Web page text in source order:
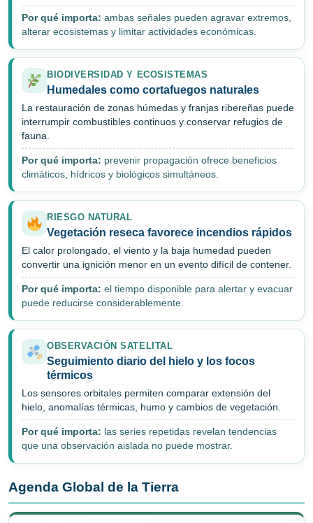
Por qué importa: ambas señales pueden agravar extremos,
alterar ecosistemas y limitar actividades económicas.
BIODIVERSIDAD Y ECOSISTEMAS
Humedales como cortafuegos naturales
La restauración de zonas húmedas y franjas ribereñas puede
interrumpir combustibles continuos y conservar refugios de
fauna.
Por qué importa: prevenir propagación ofrece beneficios
climáticos, hídricos y biológicos simultáneos.
RIESGO NATURAL
Vegetación reseca favorece incendios rápidos
El calor prolongado, el viento y la baja humedad pueden
convertir una ignición menor en un evento difícil de contener.
Por qué importa: el tiempo disponible para alertar y evacuar
puede reducirse considerablemente.
OBSERVACIÓN SATELITAL
Seguimiento diario del hielo y los focos
térmicos
Los sensores orbitales permiten comparar extensión del
hielo, anomalías térmicas, humo y cambios de vegetación.
Por qué importa: las series repetidas revelan tendencias
que una observación aislada no puede mostrar.
Agenda Global de la Tierra